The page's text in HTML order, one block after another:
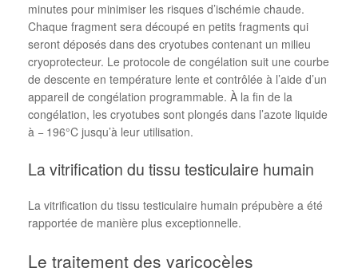
minutes pour minimiser les risques d’ischémie chaude.
Chaque fragment sera découpé en petits fragments qui
seront déposés dans des cryotubes contenant un milieu
cryoprotecteur. Le protocole de congélation suit une courbe
de descente en température lente et contrôlée à l’aide d’un
appareil de congélation programmable. À la fin de la
congélation, les cryotubes sont plongés dans l’azote liquide
à − 196°C jusqu’à leur utilisation.
La vitrification du tissu testiculaire humain
La vitrification du tissu testiculaire humain prépubère a été
rapportée de manière plus exceptionnelle.
Le traitement des varicocèles